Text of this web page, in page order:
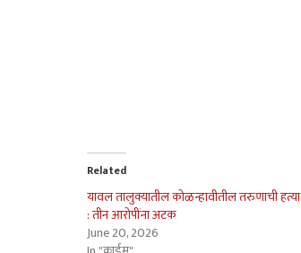
Related
यावल तालुक्यातील कोळन्हावीतील तरुणाची हत्या
: तीन आरोपींना अटक
June 20, 2026